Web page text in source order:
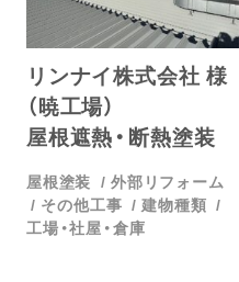
リンナイ株式会社 様
（暁工場）
屋根遮熱・断熱塗装
屋根塗装
外部リフォーム
その他工事
建物種類
工場・社屋・倉庫